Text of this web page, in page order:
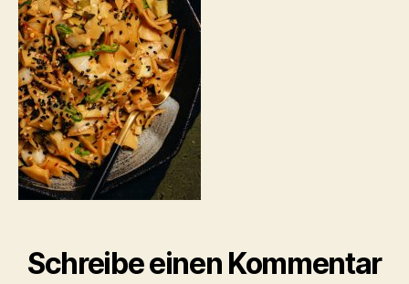
Schreibe einen Kommentar